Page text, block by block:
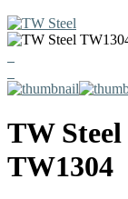
TW Steel
TW1304